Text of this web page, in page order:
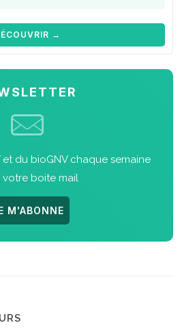
→
du bioGNV chaque semaine
votre boite mail
M'ABONNE